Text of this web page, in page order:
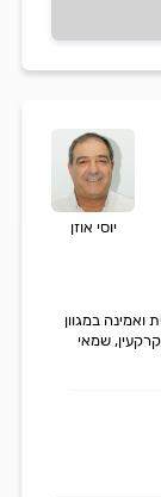
יוסי אוזן
ואמינה במגוון
שמאי